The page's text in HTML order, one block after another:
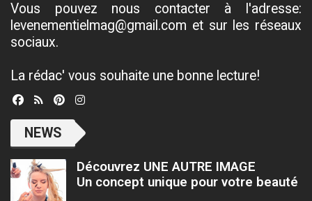
Vous pouvez nous contacter à l'adresse:
levenementielmag@gmail.com et sur les réseaux
sociaux.
La rédac' vous souhaite une bonne lecture!
NEWS
Découvrez UNE AUTRE IMAGE
Un concept unique pour votre beauté